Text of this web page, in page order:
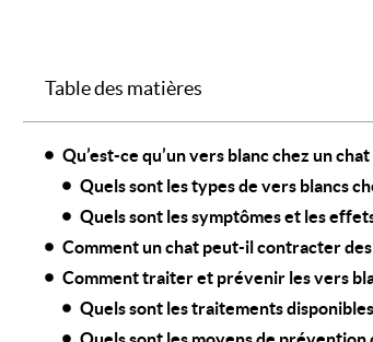
Table des matières
Qu’est-ce qu’un vers blanc chez un chat
Quels sont les types de vers blancs
Quels sont les symptômes et les
Comment un chat peut-il contracter des
Comment traiter et prévenir les vers
Quels sont les traitements